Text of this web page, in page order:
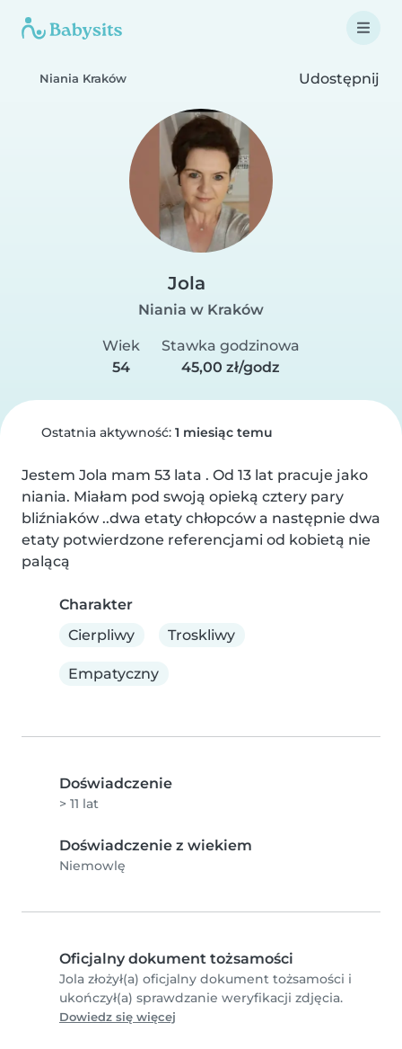
Niania Kraków Udostępnij
Jola
Niania w Kraków
Wiek
54
Stawka godzinowa
45,00 zł/godz
Ostatnia aktywność: 1 miesiąc temu
Jestem Jola mam 53 lata . Od 13 lat pracuje jako
niania. Miałam pod swoją opieką cztery pary
bliźniaków ..dwa etaty chłopców a następnie dwa
etaty potwierdzone referencjami od kobietą nie
palącą
Charakter
Cierpliwy
Troskliwy
Empatyczny
Doświadczenie
> 11 lat
Doświadczenie z wiekiem
Niemowlę
Oficjalny dokument tożsamości
Jola złożył(a) oficjalny dokument tożsamości i
ukończył(a) sprawdzanie weryfikacji zdjęcia.
Dowiedz się więcej